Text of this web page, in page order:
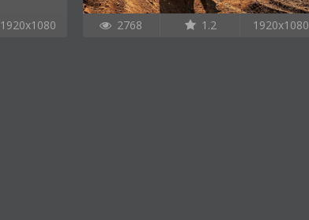
1920x1080 2768 1.2 1920x1080